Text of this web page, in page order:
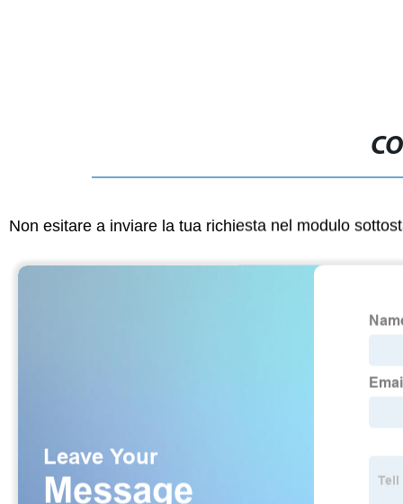
Non esitare a inviare la tua richiesta nel modulo